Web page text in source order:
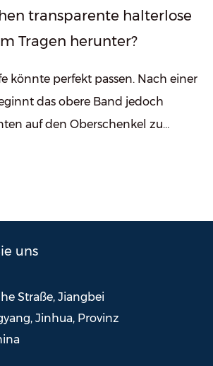
transparente halterlose
Tragen herunter?
perfekt passen. Nach einer
das obere Band jedoch
auf den Oberschenkel zu
uns
Straße, Jiangbei
Jinhua, Provinz